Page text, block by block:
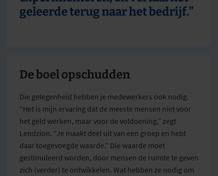
geleerde terug naar het bedrijf.”
De boel opschudden
Die gelegenheid hebben je medewerkers ook nodig.
“Het is mijn ervaring dat de meeste mensen niet voor
het geld werken, maar voor de voldoening,” zegt
Lendzion. “Je maakt deel uit van een groep en hebt
daar toegevoegde waarde.” Die waarde moet
gestimuleerd worden, door mensen de ruimte te geven
zich (verder) te ontwikkelen. Wat hebben ze nodig om